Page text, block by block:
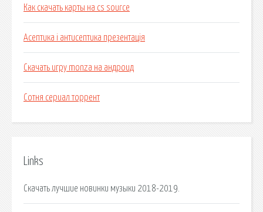
Как скачать карты на cs source
Асептика і антисептика презентація
Скачать игру monza на андроид
Сотня сериал торрент
Links
Скачать лучшие новинки музыки 2018-2019.